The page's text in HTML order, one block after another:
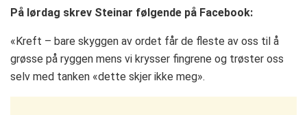
På lørdag skrev Steinar følgende på Facebook:
«Kreft – bare skyggen av ordet får de fleste av oss til å
grøsse på ryggen mens vi krysser fingrene og trøster oss
selv med tanken «dette skjer ikke meg».